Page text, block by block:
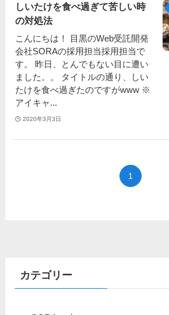
しいたけを食べ過ぎて苦しい時
の対処法
こんにちは！ 目黒のWeb受託開発
会社SORAの採用担当採用担当で
す。 昨日、とんでもない目に遭い
ました。。 タイトルの通り、しい
たけを食べ過ぎたのですがwww ※
アイキャ...
2020年3月3日
1
カテゴリー